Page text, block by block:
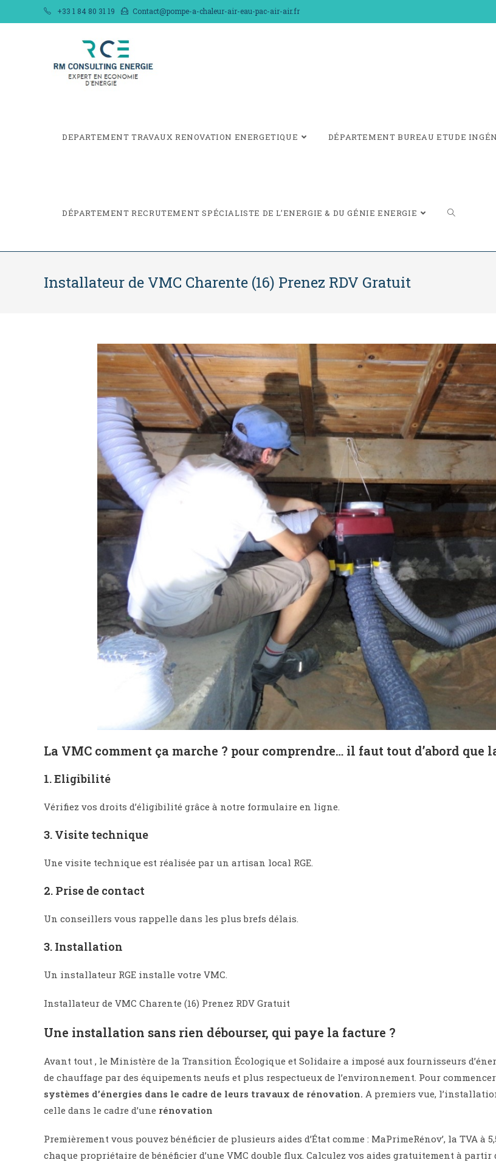
to
+33 1 84 80 31 19 Contact@pompe-a-chaleur-air-eau-pac-air-air.fr
DEPARTEMENT TRAVAUX RENOVATION ENERGETIQUE DÉPARTEMENT BUREAU ETUDE
DÉPARTEMENT RECRUTEMENT SPÉCIALISTE DE L’ENERGIE & DU GÉNIE ENERGIE
Installateur de VMC Charente (16) Prenez RDV Gratuit
La VMC comment ça marche ? pour comprendre… il faut tout d’abord que
1. Eligibilité
Vérifiez vos droits d’éligibilité grâce à notre formulaire en ligne.​
3. Visite technique
Une visite technique est réalisée par un artisan local RGE.
2. Prise de contact
Un conseillers vous rappelle dans les plus brefs délais.
3. Installation​
Un installateur RGE installe votre VMC.
Installateur de VMC Charente (16) Prenez RDV Gratuit
Une installation sans rien débourser, qui paye la facture ?
Avant tout , le Ministère de la Transition Écologique et Solidaire a imposé aux fournisseurs
de chauffage par des équipements neufs et plus respectueux de l’environnement. Pour commencer
systèmes d’énergies dans le cadre de leurs travaux de rénovation. A premiers vue,
celle dans le cadre d’une rénovation
Premièrement vous pouvez bénéficier de plusieurs aides d’État comme : MaPrimeRénov’, la TVA à
chaque propriétaire de bénéficier d’une VMC double flux. Calculez vos aides gratuitement à